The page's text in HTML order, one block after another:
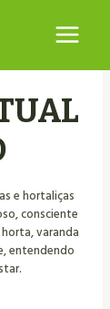
e hortaliças
consciente
varanda
entendendo